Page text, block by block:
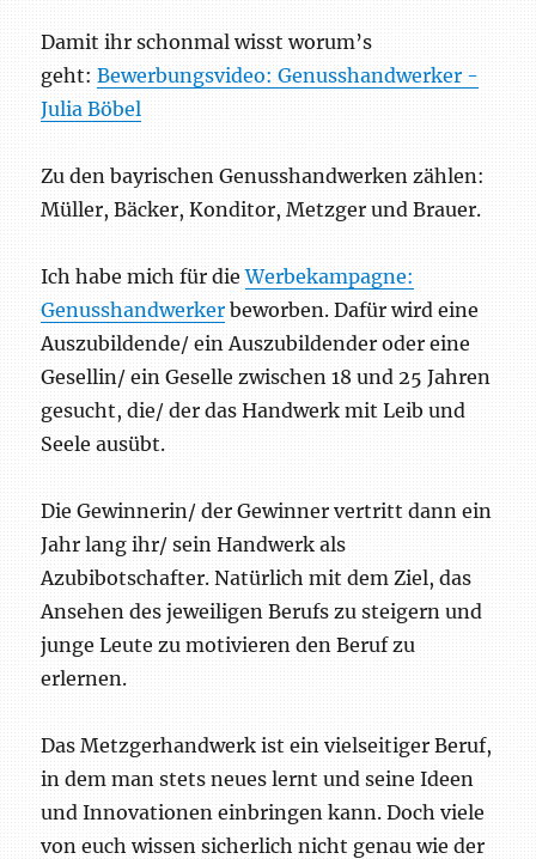
Damit ihr schonmal wisst worum’s
geht:Bewerbungsvideo: Genusshandwerker -
Julia Böbel
Zu den bayrischen Genusshandwerken zählen:
Müller, Bäcker, Konditor, Metzger und Brauer.
Ich habe mich für dieWerbekampagne:
Genusshandwerker beworben. Dafür wird eine
Auszubildende/ ein Auszubildender oder eine
Gesellin/ ein Geselle zwischen 18 und 25 Jahren
gesucht, die/ der das Handwerk mit Leib und
Seele ausübt.
Die Gewinnerin/ der Gewinner vertritt dann ein
Jahr lang ihr/ sein Handwerk als
Azubibotschafter. Natürlich mit dem Ziel, das
Ansehen des jeweiligen Berufs zu steigern und
junge Leute zu motivieren den Beruf zu
erlernen.
Das Metzgerhandwerk ist ein vielseitiger Beruf,
in dem man stets neues lernt und seine Ideen
und Innovationen einbringen kann. Doch viele
von euch wissen sicherlich nicht genau wie der